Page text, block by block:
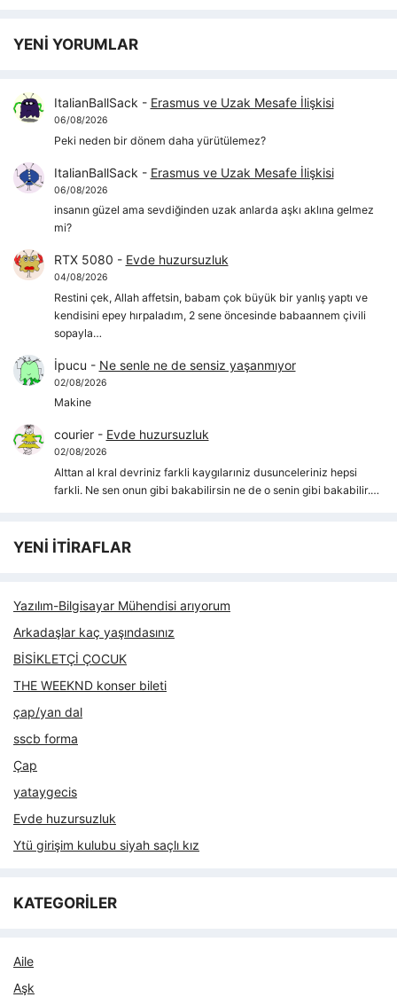
YENİ YORUMLAR
ItalianBallSack - Erasmus ve Uzak Mesafe İlişkisi
06/08/2026
Peki neden bir dönem daha yürütülemez?
ItalianBallSack - Erasmus ve Uzak Mesafe İlişkisi
06/08/2026
insanın güzel ama sevdiğinden uzak anlarda aşkı aklına gelmez
mi?
RTX 5080 - Evde huzursuzluk
04/08/2026
Restini çek, Allah affetsin, babam çok büyük bir yanlış yaptı ve
kendisini epey hırpaladım, 2 sene öncesinde babaannem çivili
sopayla…
İpucu - Ne senle ne de sensiz yaşanmıyor
02/08/2026
Makine
courier- Evde huzursuzluk
02/08/2026
Alttan al kral devriniz farkli kaygılarıniz dusunceleriniz hepsi
farkli. Ne sen onun gibi bakabilirsin ne de o senin gibi bakabilir.…
YENİ İTİRAFLAR
Yazılım-Bilgisayar Mühendisi arıyorum
Arkadaşlar kaç yaşındasınız
BİSİKLETÇİ ÇOCUK
THE WEEKND konser bileti
çap/yan dal
sscb forma
Çap
yataygecis
Evde huzursuzluk
Ytü girişim kulubu siyah saçlı kız
KATEGORİLER
Aile
Aşk